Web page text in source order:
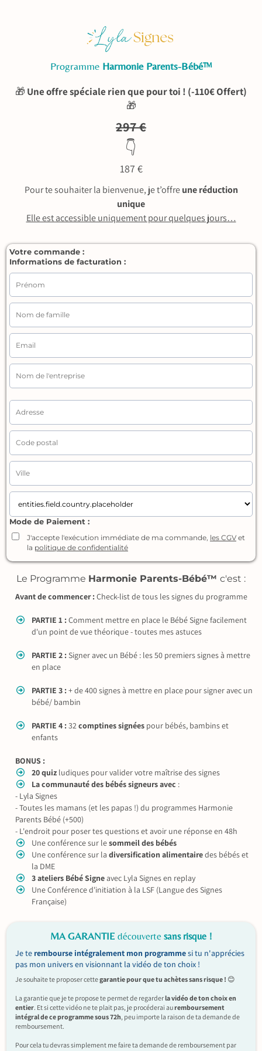
Programme Harmonie Parents-Bébé™
🎁 Une offre spéciale rien que pour toi ! (-110€ Offert)
🎁
297 €
👇
187 €
Pour te souhaiter la bienvenue, je t’offreune réduction
unique
Elle est accessible uniquement pour quelques jours…
Votre commande :
Informations de facturation :
Mode de Paiement :
J'accepte l'exécution immédiate de ma commande, les CGV et
la politique de confidentialité
Le Programme Harmonie Parents-Bébé™ c'est :
Avant de commencer : Check-list de tous les signes du programme
PARTIE 1 : Comment mettre en place le Bébé Signe facilement
d'un point de vue théorique - toutes mes astuces
PARTIE 2 : Signer avec un Bébé : les 50 premiers signes à mettre
en place
PARTIE 3 : + de 400 signes à mettre en place pour signer avec un
bébé/ bambin
PARTIE 4 : 32comptines signées pour bébés, bambins et
enfants
BONUS :
20 quiz ludiques pour valider votre maîtrise des signes
La communauté des bébés signeurs avec :
- Lyla Signes
- Toutes les mamans (et les papas !) du programmes Harmonie
Parents Bébé (+500)
- L'endroit pour poser tes questions et avoir une réponse en 48h
Une conférence sur lesommeil des bébés
Une conférence sur la diversification alimentairedes bébés et
la DME
3 ateliers Bébé Signeavec Lyla Signes en replay
Une Conférence d'initiation à la LSF (Langue des Signes
Française)
MA GARANTIE découvertesans risque !
Je te rembourse intégralement mon programmesi tu n'apprécies
pas mon univers en visionnant la vidéo de ton choix !
Je souhaite te proposer cettegarantie pour que tu achètes sans risque ! 😊
La garantie que je te propose te permet de regarderla vidéo de ton choix en
entier. Et si cette vidéo ne te plait pas, je procéderai auremboursement
intégral de ce programme sous 72h, peu importe la raison de ta demande de
remboursement.
Pour cela tu devras simplement me faire ta demande de remboursement par